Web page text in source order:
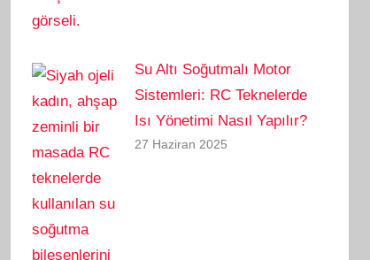
Su Altı Soğutmalı Motor
Sistemleri: RC Teknelerde
Isı Yönetimi Nasıl Yapılır?
27 Haziran 2025